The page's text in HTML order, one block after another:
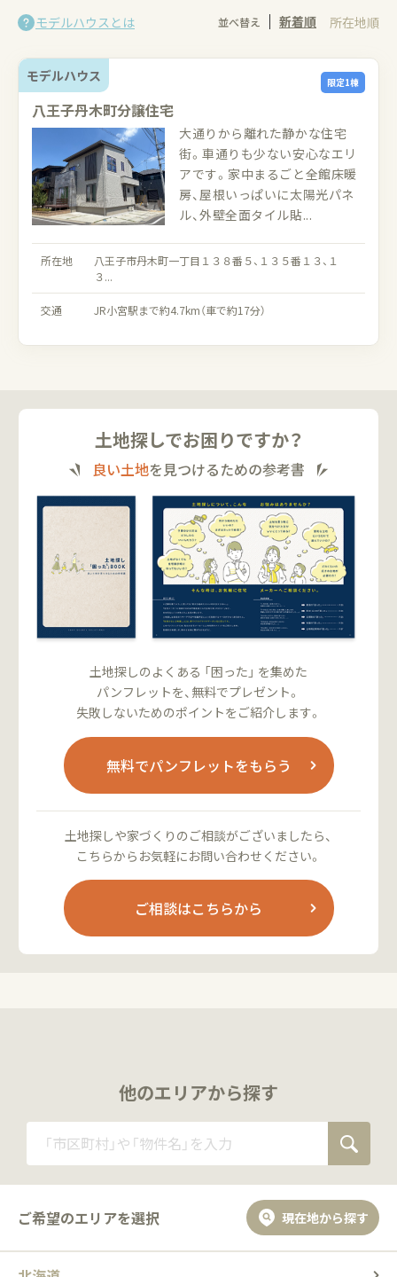
モデルハウスとは 並べ替え 新着順 所在地順
モデルハウス 限定1棟
八王子丹木町分譲住宅
大通りから離れた静かな住宅
街。車通りも少ない安心なエリ
アです。家中まるごと全館床暖
房、屋根いっぱいに太陽光パネ
ル、外壁全面タイル貼...
所在地
八王子市丹木町一丁目１３８番５、１３５番１３、１
３...
交通 JR小宮駅まで約4.7km（車で約17分）
土地探しでお困りですか？
良い土地を見つけるための参考書
土地探しのよくある 「困った」 を集めた
パンフレットを、無料でプレゼント。
失敗しないためのポイントをご紹介します。
無料でパンフレットをもらう
土地探しや家づくりのご相談がございましたら、
こちらからお気軽にお問い合わせください。
ご相談はこちらから
他のエリアから探す
ご希望のエリアを選択 現在地から探す